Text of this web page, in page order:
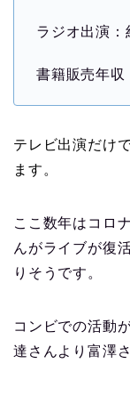
ラジオ出演：
書籍販売年収
テレビ出演だけ
ます。
ここ数年はコロ
んがライブが復
りそうです。
コンビでの活動
達さんより富澤